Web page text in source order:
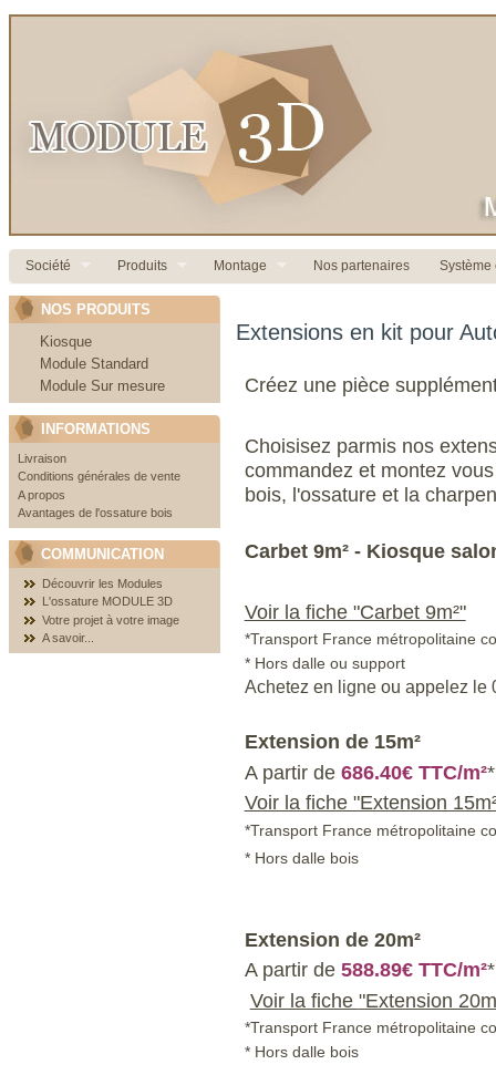
Société Produits Montage Nos partenaires Système
NOS PRODUITS
Kiosque
Module Standard
Module Sur mesure
INFORMATIONS
Livraison
Conditions générales de vente
A propos
Avantages de l'ossature bois
COMMUNICATION
Découvrir les Modules
L'ossature MODULE 3D
Votre projet à votre image
A savoir...
Extensions en kit pour
Créez une pièce
Choisisez parmis nos
commandez et montez
bois, l'ossature et la
Carbet 9m² - Kiosque
Voir la fiche "Carbet 9m²"
*Transport France métropolitaine
* Hors dalle ou support
Achetez en ligne ou appelez le
Extension de 15m²
A partir de 686.40€ TTC/m²*
Voir la fiche "Extension
*Transport France métropolitaine
* Hors dalle bois
Extension de 20m²
A partir de 588.89€ TTC/m²
Voir la fiche "Extension
*Transport France métropolitaine
* Hors dalle bois